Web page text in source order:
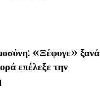
«Ξέφυγε» ξανά
επέλεξε την